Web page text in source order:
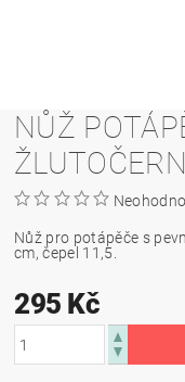
NŮŽ
Nůž pro potápěče s
cm, čepel 11,5.
295 Kč